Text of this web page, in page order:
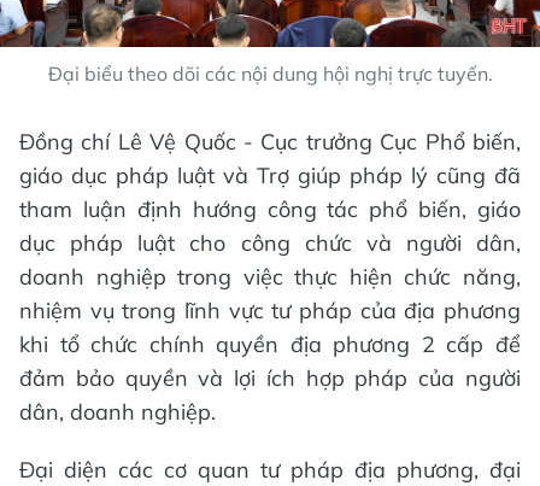
Đại biểu theo dõi các nội dung hội nghị trực tuyến.
Đồng chí Lê Vệ Quốc - Cục trưởng Cục Phổ biến,
giáo dục pháp luật và Trợ giúp pháp lý cũng đã
tham luận định hướng công tác phổ biến, giáo
dục pháp luật cho công chức và người dân,
doanh nghiệp trong việc thực hiện chức năng,
nhiệm vụ trong lĩnh vực tư pháp của địa phương
khi tổ chức chính quyền địa phương 2 cấp để
đảm bảo quyền và lợi ích hợp pháp của người
dân, doanh nghiệp.
Đại diện các cơ quan tư pháp địa phương, đại